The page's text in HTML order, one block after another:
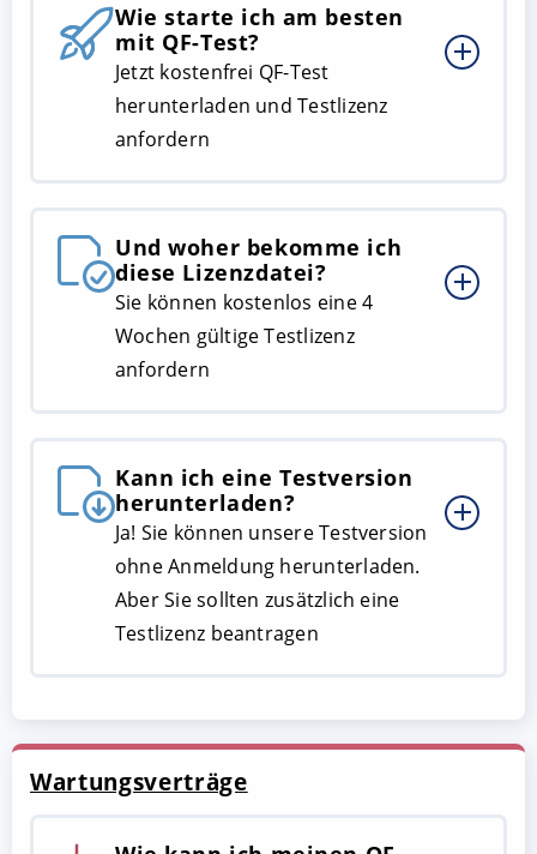
Wie starte ich am besten
mit QF-Test?
Jetzt kostenfrei QF-Test
herunterladen und Testlizenz
anfordern
Und woher bekomme ich
diese Lizenzdatei?
Sie können kostenlos eine 4
Wochen gültige Testlizenz
anfordern
Kann ich eine Testversion
herunterladen?
Ja! Sie können unsere Testversion
ohne Anmeldung herunterladen.
Aber Sie sollten zusätzlich eine
Testlizenz beantragen
Wartungsverträge